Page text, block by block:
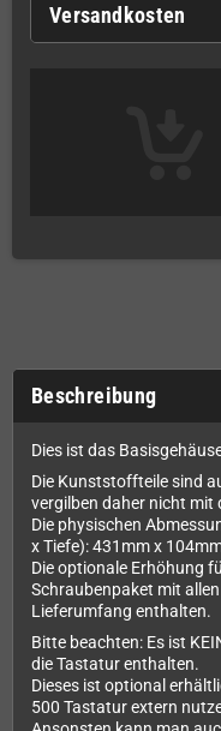
Versandkosten
Beschreibung
Dies ist das
Die Kunststoffteile sind
vergilben daher nicht mit
Die physischen
x Tiefe): 431mm x
Die optionale Erhöhung
Schraubenpaket mit
Lieferumfang enthalten.
Bitte beachten: Es ist
die Tastatur enthalten.
Dieses ist optional
500 Tastatur extern